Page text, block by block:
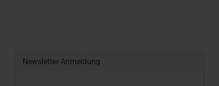
Newsletter-Anmeldung